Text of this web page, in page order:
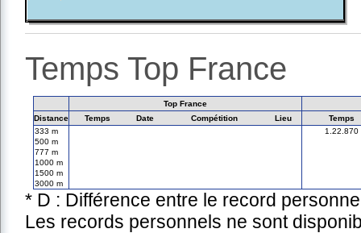
Temps Top France
Top France
Distance
Temps Date Compétition Lieu
Temps
333 m
1.22.870
500 m
777 m
1000 m
1500 m
3000 m
* D : Différence entre le record
Les records personnels ne sont